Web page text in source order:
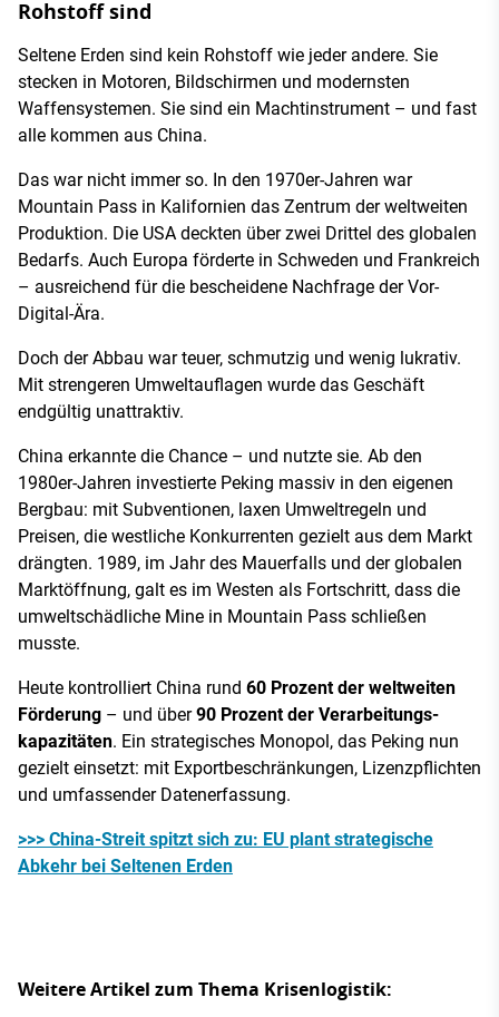
Rohstoff sind
Seltene Erden sind kein Rohstoff wie jeder andere. Sie
stecken in Motoren, Bildschirmen und modernsten
Waffensystemen. Sie sind ein Machtinstrument – und fast
alle kommen aus China.
Das war nicht immer so. In den 1970er-Jahren war
Mountain Pass in Kalifornien das Zentrum der weltweiten
Produktion. Die USA deckten über zwei Drittel des globalen
Bedarfs. Auch Europa förderte in Schweden und Frankreich
– ausreichend für die bescheidene Nachfrage der Vor-
Digital-Ära.
Doch der Abbau war teuer, schmutzig und wenig lukrativ.
Mit strengeren Umweltauflagen wurde das Geschäft
endgültig unattraktiv.
China erkannte die Chance – und nutzte sie. Ab den
1980er-Jahren investierte Peking massiv in den eigenen
Bergbau: mit Subventionen, laxen Umweltregeln und
Preisen, die westliche Konkurrenten gezielt aus dem Markt
drängten. 1989, im Jahr des Mauerfalls und der globalen
Marktöffnung, galt es im Westen als Fortschritt, dass die
umweltschädliche Mine in Mountain Pass schließen
musste.
Heute kontrolliert China rund 60 Prozent der weltweiten
Förderung – und über90 Prozent der Verarbeitungs­
kapazitäten. Ein strategisches Monopol, das Peking nun
gezielt einsetzt: mit Exportbeschränkungen, Lizenzpflichten
und umfassender Datenerfassung.
>>> China-Streit spitzt sich zu: EU plant strategische
Abkehr bei Seltenen Erden
Weitere Artikel zum Thema Krisenlogistik: